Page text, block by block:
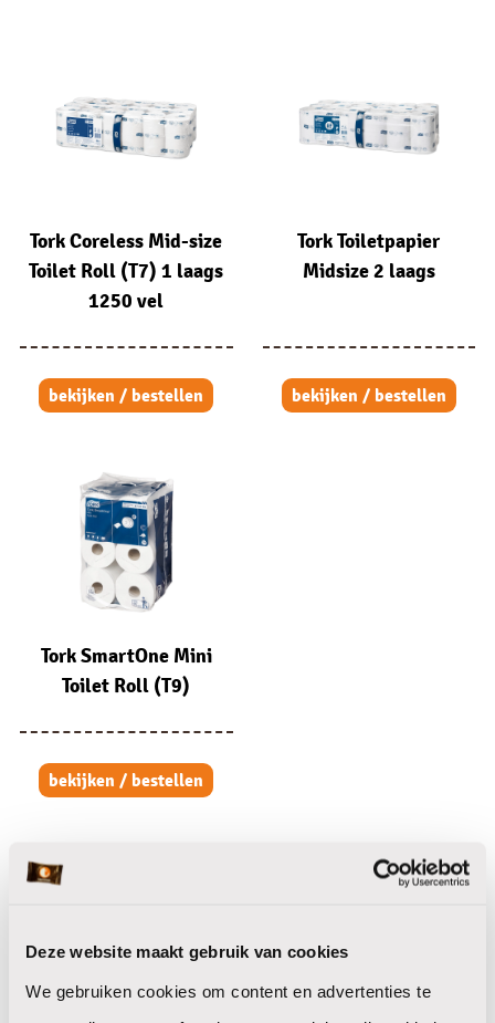
Deze website maakt gebruik van cookies
We gebruiken cookies om content en advertenties te
Koffie
Tork Coreless Mid-size
Toilet Roll (T7) 1 laags
1250 vel
bekijken / bestellen
Tork Toiletpapier
Midsize 2 laags
bekijken / bestellen
Tork SmartOne Mini
Toilet Roll (T9)
bekijken / bestellen